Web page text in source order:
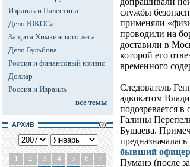
Израиль и Палестина
Дело ЮКОСа
Защита Химкинского леса
Дело Бульбова
Россия и финансовый кризис
Доллар
Россия и Израиль
все темы
АРХИВ
1 2 3 4 5 6
7
службы
применяли
проводили на
доставили в
которой его
временного
Следователь
адвокатом
подозревается
Галины
Бушаева.
бывший
Пуманэ (после